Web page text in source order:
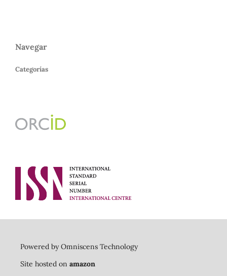
Navegar
Categorías
Powered by Omniscens Technology
Site hosted on amazon